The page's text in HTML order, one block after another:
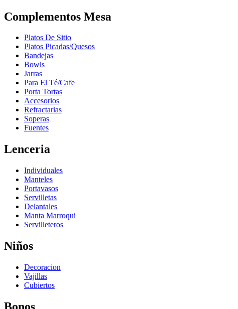
Complementos Mesa
Platos De Sitio
Platos Picadas/Quesos
Bandejas
Bowls
Jarras
Para El Té/Cafe
Porta Tortas
Accesorios
Refractarias
Soperas
Fuentes
Lenceria
Individuales
Manteles
Portavasos
Servilletas
Delantales
Manta Marroqui
Servilleteros
Niños
Decoracion
Vajillas
Cubiertos